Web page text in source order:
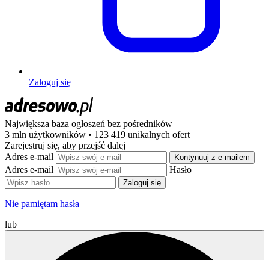
Zaloguj się
Największa baza ogłoszeń bez pośredników
3 mln użytkowników • 123 419 unikalnych ofert
Zarejestruj się, aby przejść dalej
Adres e-mail
Kontynuuj z e-mailem
Adres e-mail Hasło
Zaloguj się
Nie pamiętam hasła
lub